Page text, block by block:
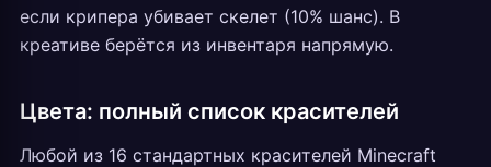
если крипера убивает скелет (10% шанс). В
креативе берётся из инвентаря напрямую.
Цвета: полный список красителей
Любой из 16 стандартных красителей Minecraft